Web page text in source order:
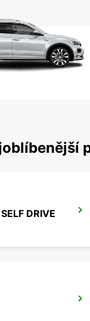
DRIVE